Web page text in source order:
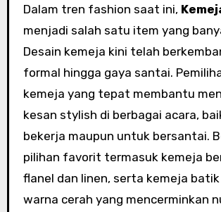
Dalam tren fashion saat ini,
menjadi salah satu item yang
Desain kemeja kini telah
formal hingga gaya santai.
kemeja yang tepat membantu
kesan stylish di berbagai acara,
bekerja maupun untuk bersantai.
pilihan favorit termasuk kemeja
flanel dan linen, serta kemeja
warna cerah yang mencerminkan